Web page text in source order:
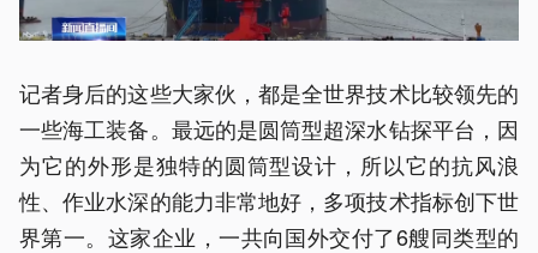
记者身后的这些大家伙，都是全世界技术比较领先的
一些海工装备。最远的是圆筒型超深水钻探平台，因
为它的外形是独特的圆筒型设计，所以它的抗风浪
性、作业水深的能力非常地好，多项技术指标创下世
界第一。这家企业，一共向国外交付了6艘同类型的